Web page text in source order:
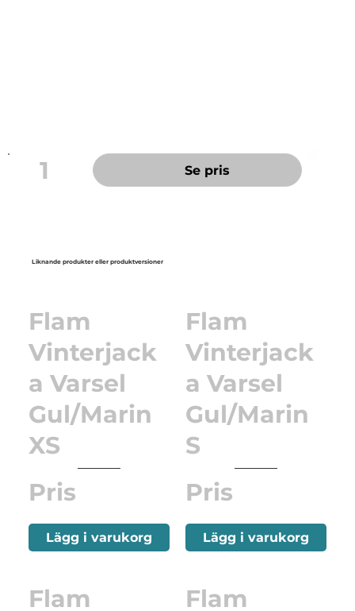
1 Se pris
Liknande produkter eller produktversioner
Flam
Vinterjack
a Varsel
Gul/Marin
XS
Pris
Lägg i varukorg
Flam
Vinterjack
a Varsel
Gul/Marin
S
Pris
Lägg i varukorg
Flam
Flam